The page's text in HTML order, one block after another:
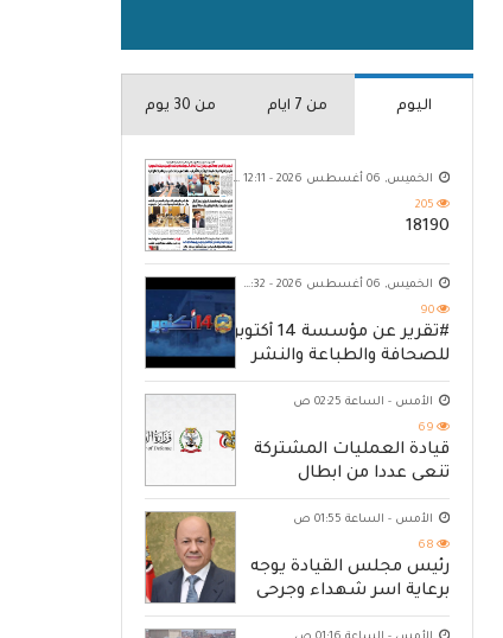
اليوم من 7 ايام من 30 يوم
الخميس, 06 أغسطس 2026 - 12:11 ص
205
18190
الخميس, 06 أغسطس 2026 - 10:32 م
90
#تقرير عن مؤسسة 14 أكتوبر
للصحافة والطباعة والنشر
الأمس - الساعة 02:25 ص
69
قيادة العمليات المشتركة
تنعى عددا من ابطال
القوات المسلحة
الأمس - الساعة 01:55 ص
68
رئيس مجلس القيادة يوجه
برعاية اسر شهداء وجرحى
الهجوم الإرهابي الحوثي